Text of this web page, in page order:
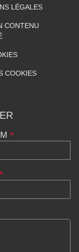
LÉGALES
CONTENU
COOKIES
*